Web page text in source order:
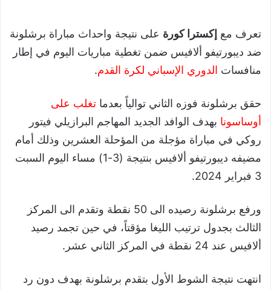
تعرف مع إكسترا كورة على نتيجة واحداث مباراة برشلونة
ضد ديبورتيفو ألافيس ضمن تغطية مباريات اليوم في إطار
منافسات الدوري الإسباني لكرة القدم.
حقق برشلونة فوزه الثاني توالياً بعدما تغلب على
أوساسونا بهدف الوافد الجديد المهاجم البرازيلي فيتور
روكي في مباراة مؤجلة من المؤحلة العشرين وذلك أمام
مضيفه ديبورتيفو ألافيس بنتيجة (3-1) مساء اليوم السبت
3 فبراير 2024.
ورفع برشلونة رصيده الى 50 نقطة وتقدم الى المركز
الثالث بجدول ترتيب الليغا مؤقتاً، في حين تجمد رصيد
ألافيس عند 24 نقطة في المركز الثاني عشر.
انتهت نتيجة الشوط الأول بتقدم برشلونة بهدف دون رد